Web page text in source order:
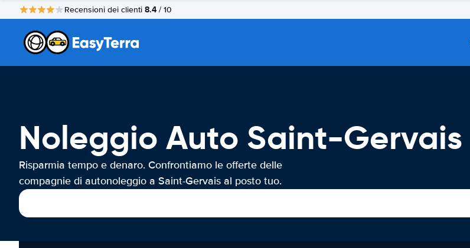
Recensioni dei clienti 8.4 / 10
Noleggio Auto Saint-Gervais
Risparmia tempo e denaro. Confrontiamo le offerte delle
compagnie di autonoleggio a Saint-Gervais al posto tuo.